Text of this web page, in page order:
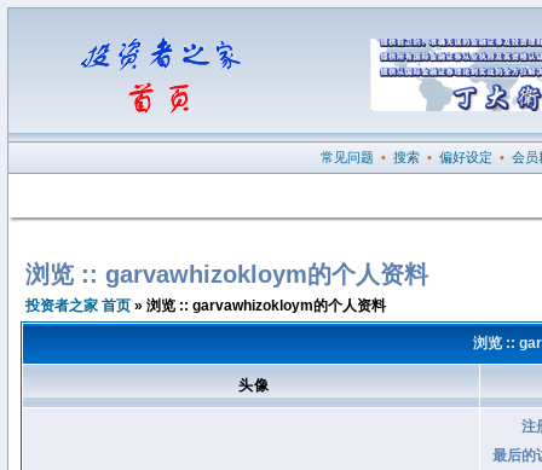
常见问题 • 搜索 • 偏好设定 • 会员
浏览 :: garvawhizokloym的个人资料
投资者之家 首页 » 浏览 :: garvawhizokloym的个人资料
浏览 ::
头像
注
最后的